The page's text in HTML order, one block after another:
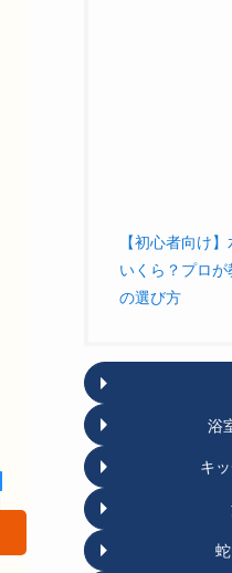
【初心者向け
いくら？プロ
の選び方
浴
キ